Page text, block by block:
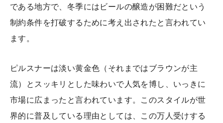
である地方で、冬季にはビールの醸造が困難だという
制約条件を打破するために考え出されたと言われてい
ます。
ピルスナーは淡い黄金色（それまではブラウンが主
流）とスッキリとした味わいで人気を博し、いっきに
市場に広まったと言われています。このスタイルが世
界的に普及している理由としては、この万人受けする